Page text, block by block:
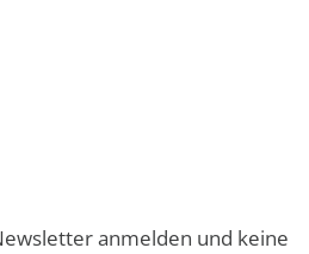
anmelden und keine